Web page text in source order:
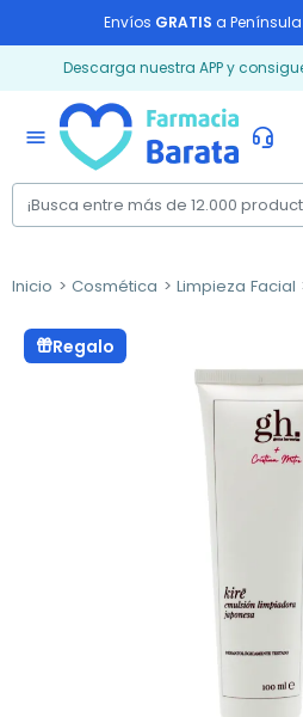
Envíos GRATIS a
Descarga nuestra APP y
menu
Inicio Cosmética Limpieza Facial
Regalo